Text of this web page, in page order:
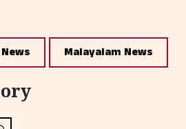
News Malayalam News